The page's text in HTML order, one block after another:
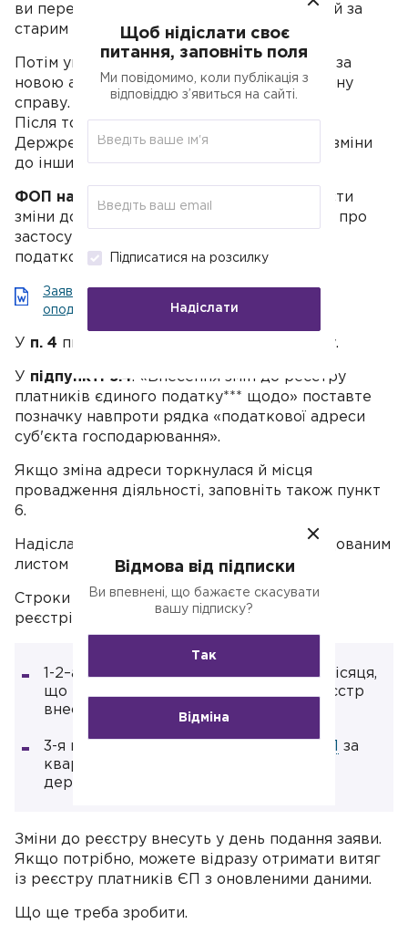
ви перебуватимете на обліку в податковій за
старим місцем проживання.
Потім упродовж 10 днів держреєстратор за
новою адресою отримає вашу реєстраційну
справу.
Після того як нова адреса з'явилася в
Держреєстрі, ви маєте встигнути внести зміни
до інших реєстрів і документів.
ФОП на спрощеній системі
. Повинні внести
зміни до реєстру єдинників: подати заяву про
застосування спрощеної системи в стару
податкову.
Заява про застосування спрощеної системи
оподаткування — 2019
У п. 4 пишить вже нову податкову адресу.
У підпункті 5.4. «Внесення змін до реєстру
платників єдиного податку*** щодо» поставте
позначку навпроти рядка «податкової адреси
суб'єкта господарювання».
Якщо зміна адреси торкнулася й місця
провадження діяльності, заповніть також пункт
6.
Надіслати заяву можна поштою рекомендованим
листом з описом вкладення.
Строки подання заяви про зміну адреси в
реєстрі єдинників (
п. 298.5 ПКУ
1-2–а групи — не пізніше 20-го числа місяця,
що йде за місяцем, у якому в Держреєстр
внесли зміни за новою адресою;
3-я група — разом із декларацією з
за
квартал, у якому зареєстрували в
держреєстратора зміну адреси.
Зміни до реєстру внесуть у день подання заяви.
Якщо потрібно, можете відразу отримати витяг
із реєстру платників ЄП з оновленими даними.
Що ще треба зробити.
Щоб нідіслати своє
питання, заповніть поля
Ми повідомимо, коли публікація з
відповіддю з’явиться на сайті.
Підписатися на розсилку
Надіслати
Відмова від підписки
Ви впевнені, що бажаєте скасувати
вашу підписку?
Так
Відміна